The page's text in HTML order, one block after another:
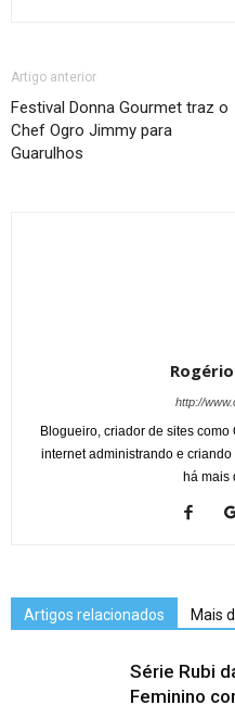
Artigo anterior
Festival Donna Gourmet traz o
Chef Ogro Jimmy para
Guarulhos
http://
Blogueiro, criador de sites
internet administrando e
há mais
Artigos relacionados Mais
Série Rubi
Feminino